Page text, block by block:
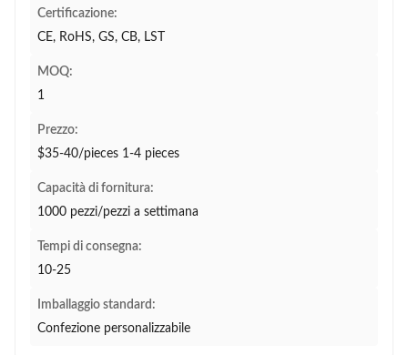
Certificazione:
CE, RoHS, GS, CB, LST
MOQ:
1
Prezzo:
$35-40/pieces 1-4 pieces
Capacità di fornitura:
1000 pezzi/pezzi a settimana
Tempi di consegna:
10-25
Imballaggio standard:
Confezione personalizzabile